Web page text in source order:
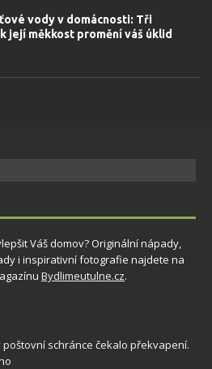
vody v domácnosti: Tři
její měkkost promění váš úklid
Váš domov? Originální nápady,
i inspirativní fotografie najdete na
Bydlimeutulne.cz.
schránce čekalo překvapení.